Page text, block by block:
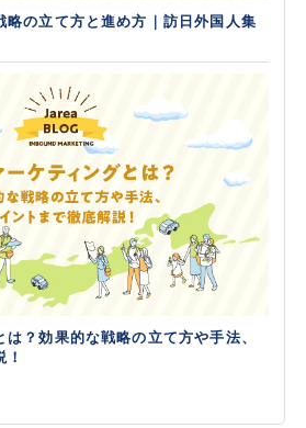
略の立て方と進め方｜訪日外国人集
？効果的な戦略の立て方や手法、